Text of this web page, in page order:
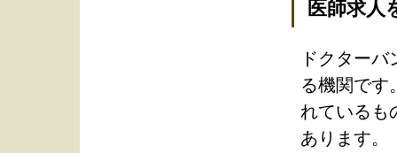
医師求人
ドクター
る機関です
れているも
あります。